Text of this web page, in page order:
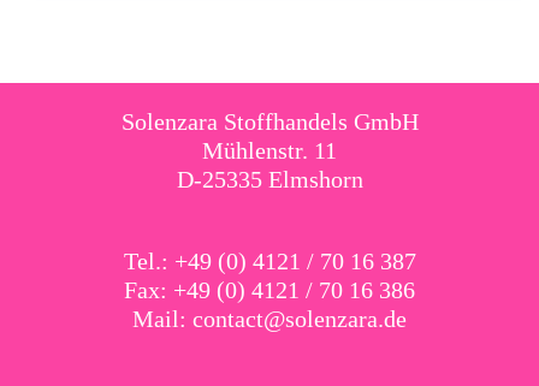
Solenzara Stoffhandels GmbH
Mühlenstr. 11
D-25335 Elmshorn
Tel.: +49 (0) 4121 / 70 16 387
Fax: +49 (0) 4121 / 70 16 386
Mail: contact@solenzara.de